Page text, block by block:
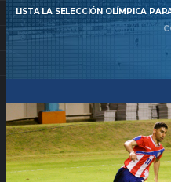
LISTA LA SELECCIÓN OLÍMPICA